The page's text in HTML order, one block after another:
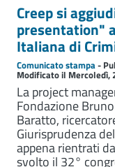
Creep si
presentation"
Italiana di
Comunicato stampa-
Modificato il Mercoledì,
La project
Fondazione
Baratto,
Giurisprudenza
appena rientrati
svolto il 32°